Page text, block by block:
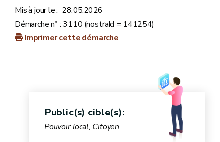
répertorié
Mis à jour le : 28.05.2026
Démarche n° : 3110 (nostraId = 141254)
Imprimer cette démarche
Public(s) cible(s):
Pouvoir local, Citoyen